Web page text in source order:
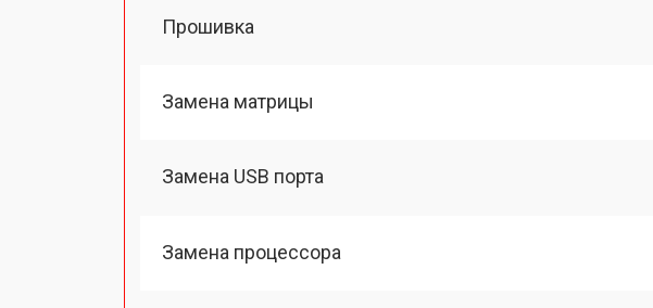
Прошивка
Замена матрицы
Замена USB порта
Замена процессора